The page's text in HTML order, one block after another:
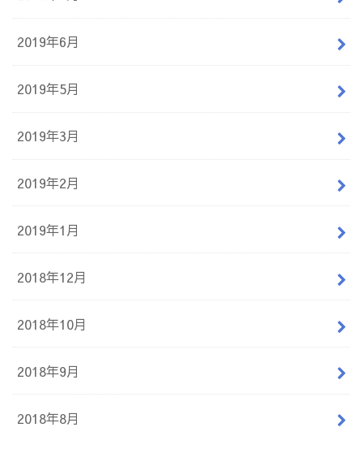
2019年6月
2019年5月
2019年3月
2019年2月
2019年1月
2018年12月
2018年10月
2018年9月
2018年8月